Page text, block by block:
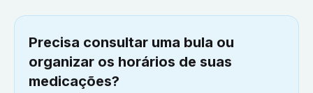
Precisa consultar uma bula ou
organizar os horários de suas
medicações?